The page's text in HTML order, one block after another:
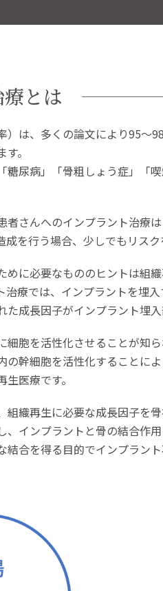
とは
）は、多くの論文により95～
。
糖尿病」「骨粗しょう症」「
者さんへのインプラント治療
を行う場合、少しでもリス
めに必要なもののヒントは組
療では、インプラントを埋
成長因子がインプラント埋入
細胞を活性化させることが知
の幹細胞を活性化することに
医療です。
組織再生に必要な成長因子を
、インプラントと骨の結合作
合を得る目的でインプラント